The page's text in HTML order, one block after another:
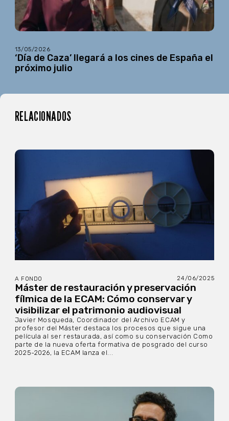
13/05/2026
‘Día de Caza’ llegará a los cines de España el
próximo julio
RELACIONADOS
A FONDO 24/06/2025
Máster de restauración y preservación
fílmica de la ECAM: Cómo conservar y
visibilizar el patrimonio audiovisual
Javier Mosqueda, Coordinador del Archivo ECAM y
profesor del Máster destaca los procesos que sigue una
película al ser restaurada, así como su conservación Como
parte de la nueva oferta formativa de posgrado del curso
2025-2026, la ECAM lanza el...